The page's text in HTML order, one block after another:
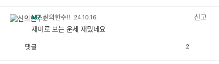
M7 신의한수!! 24.10.16.
신고
재미로 보는 운세 재밌네요
댓글 2